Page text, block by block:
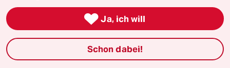
Verlag
 Ja, ich will
Schon dabei!